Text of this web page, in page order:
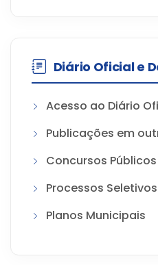
Diário Oficial e
Acesso ao Diário
Publicações em
Concursos Públicos
Processos Seletivos
Planos Municipais